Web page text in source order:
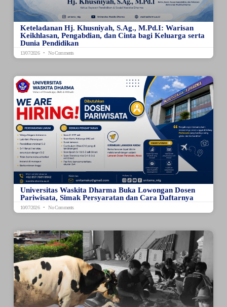
Keteladanan Hj. Khusniyah, S.Ag., M.Pd.I: Warisan
Keikhlasan, Pengabdian, dan Cinta bagi Keluarga serta
Dunia Pendidikan
13/07/2026 No Comments
Universitas Waskita Dharma Buka Lowongan Dosen
Pariwisata, Simak Persyaratan dan Cara Daftarnya
10/07/2026 No Comments